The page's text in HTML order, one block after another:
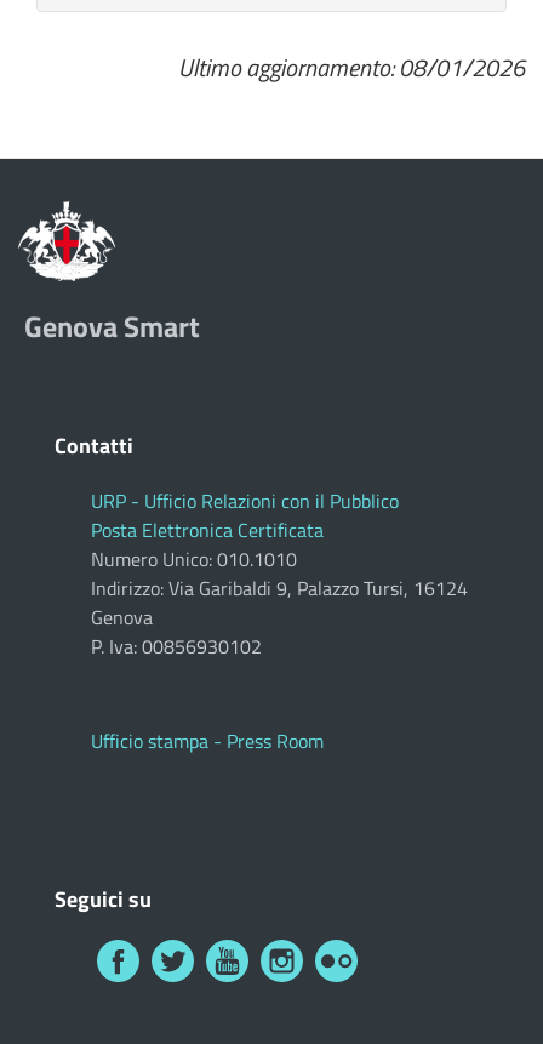
Ultimo aggiornamento: 08/01/2026
Genova Smart
Contatti
URP - Ufficio Relazioni con il Pubblico
Posta Elettronica Certificata
Numero Unico: 010.1010
Indirizzo: Via Garibaldi 9, Palazzo Tursi, 16124
Genova
P. Iva: 00856930102
Ufficio stampa - Press Room
Seguici su